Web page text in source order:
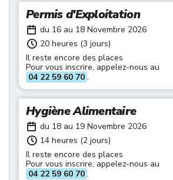
Permis d'Exploitation
du 16 au 18 Novembre 2026
20 heures (3 jours)
Il reste encore des places
Pour vous inscrire, appelez-nous au
04 22 59 60 70 .
Hygiène Alimentaire
du 18 au 19 Novembre 2026
14 heures (2 jours)
Il reste encore des places
Pour vous inscrire, appelez-nous au
04 22 59 60 70 .